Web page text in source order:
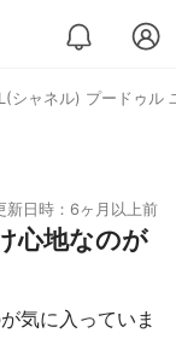
シャネル) プードゥル
新日時：6ヶ月以上前
心地なのが
気に入っていま